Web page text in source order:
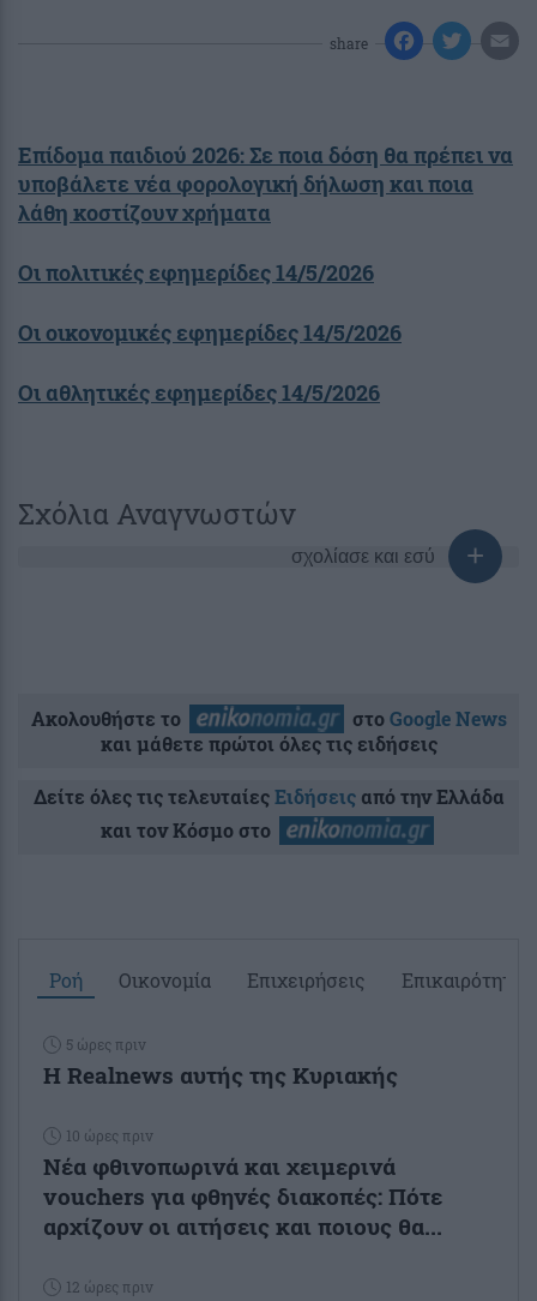
share
Επίδομα παιδιού 2026: Σε ποια δόση θα πρέπει να
υποβάλετε νέα φορολογική δήλωση και ποια
λάθη κοστίζουν χρήματα
Οι πολιτικές εφημερίδες 14/5/2026
Οι οικονομικές εφημερίδες 14/5/2026
Οι αθλητικές εφημερίδες 14/5/2026
Σχόλια Αναγνωστών
σχολίασε και εσύ
Ακολουθήστε το στοGoogle News
και μάθετε πρώτοι όλες τις ειδήσεις
Δείτε όλες τις τελευταίεςΕιδήσειςαπό την Ελλάδα
και τον Κόσμο στο
Ροή Οικονομία Επιχειρήσεις Επικαιρότητα
5 ώρες πριν
Η Realnews αυτής της Κυριακής
10 ώρες πριν
Νέα φθινοπωρινά και χειμερινά
vouchers για φθηνές διακοπές: Πότε
αρχίζουν οι αιτήσεις και ποιους θα...
12 ώρες πριν